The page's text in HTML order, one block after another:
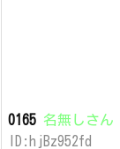
0165 名無しさん
ID:hjBz952fd